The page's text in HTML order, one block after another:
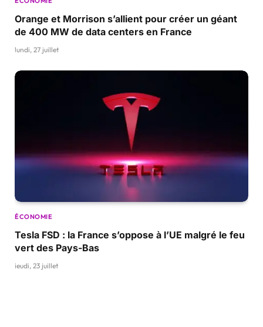
Orange et Morrison s’allient pour créer un géant
de 400 MW de data centers en France
lundi, 27 juillet
ÉCONOMIE
Tesla FSD : la France s’oppose à l’UE malgré le feu
vert des Pays-Bas
jeudi, 23 juillet